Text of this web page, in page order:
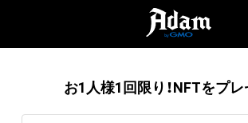
お1人様1回限り！NFTをプレ